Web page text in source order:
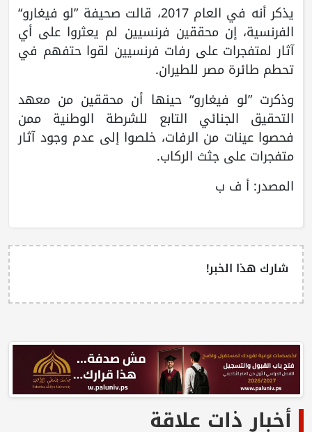
يذكر أنه في العام 2017، قالت صحيفة ”لو فيغارو“
الفرنسية، إن محققين فرنسيين لم يعثروا على أي
آثار لمتفجرات على رفات فرنسيين لقوا حتفهم في
تحطم طائرة مصر للطيران.
وذكرت ”لو فيغارو“ حينها أن محققين من معهد
التحقيق الجنائي التابع للشرطة الوطنية ممن
فحصوا عينات من الرفات، خلصوا إلى عدم وجود آثار
متفجرات على جثث الركاب.
المصدر: أ ف ب
شارك هذا الخبر!
أخبار ذات علاقة